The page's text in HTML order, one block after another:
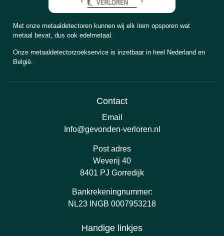
Met onze metaaldetectoren kunnen wij elk item opsporen wat
metaal bevat, dus ook edelmetaal.
Onze metaaldetectorzoekservice is inzetbaar in heel Nederland en
België.
Contact
Email
Info@gevonden-verloren.nl
Post adres
Weverij 40
8401 PJ Gorredijk
Bankrekeningnummer:
NL23 INGB 0007953218
Handige linkjes